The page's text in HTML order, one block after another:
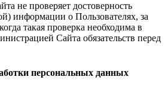
не проверяет достоверность
информации о Пользователях, за
такая проверка необходима в
Сайта обязательств перед
персональных данных